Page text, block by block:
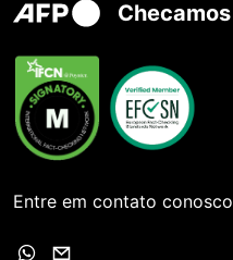
Checamos
Entre em contato conosco